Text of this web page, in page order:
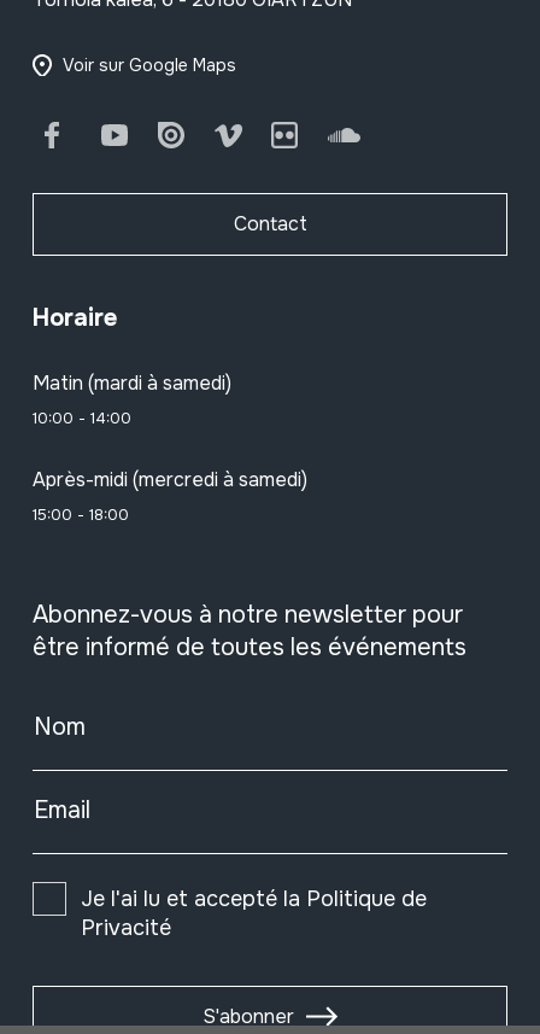
Voir sur Google Maps
FacebookYoutube Issuu Vimeo Flickr SoundCloud
Contact
Horaire
Matin (mardi à samedi)
10:00 - 14:00
Après-midi (mercredi à samedi)
15:00 - 18:00
Abonnez-vous à notre newsletter pour
être informé de toutes les événements
Nom
Email
Je l'ai lu et accepté la Politique de
Privacité
S'abonner